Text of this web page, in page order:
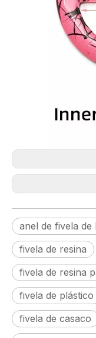
anel de fivela de
fivela de resina
fivela de resina
fivela de plástico
fivela de casaco